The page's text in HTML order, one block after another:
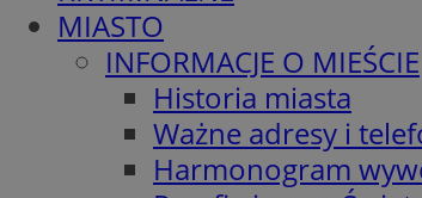
MIASTO
INFORMACJE O MIEŚCIE
Historia miasta
Ważne adresy i
Harmonogram